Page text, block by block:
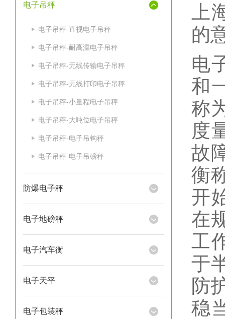
电子吊秤
电子吊秤-直视电子吊秤
电子吊秤-耐高温电子吊秤
电子吊秤-无线传输电子吊秤
电子吊秤-无线打印电子吊秤
电子吊秤-小量程电子吊秤
电子吊秤-大吨位电子吊秤
电子吊秤-电子吊钩秤
电子吊秤-电子吊磅秤
防爆电子秤
电子地磅秤
电子汽车衡
电子天平
电子包装秤
上
的
电
和
称
度
故
衡
开
在
工
于
防
稳